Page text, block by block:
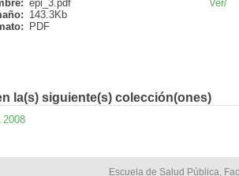
epi_3.pdf
143.3Kb
PDF
Ver/
la(s) siguiente(s) colección(ones)
Escuela de Salud Pública,